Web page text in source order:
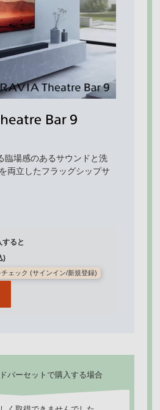
臨場感のあるサウンドと洗
両立したフラッグシップサ
すると
)
ェック (サインイン/新規登録)
バーセットで購入する場合